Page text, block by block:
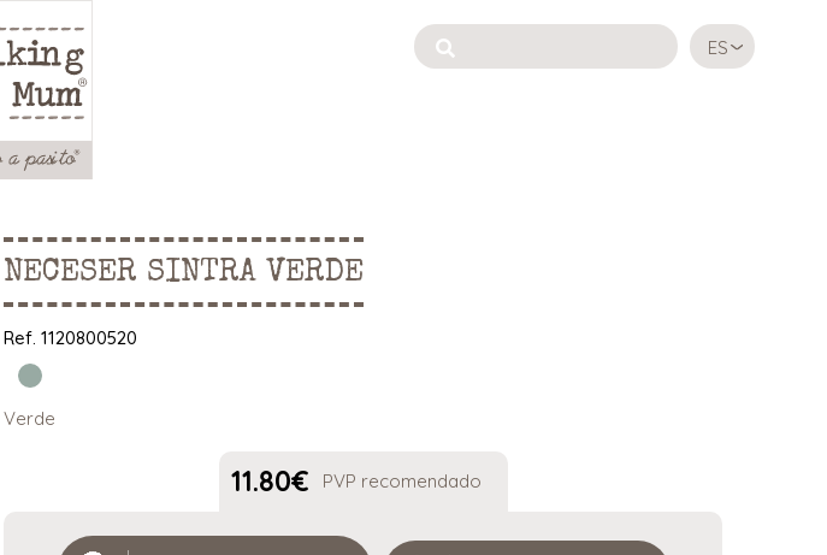
ES
NECESER SINTRA VERDE
Ref.1120800520
Verde
11.80€ PVP recomendado